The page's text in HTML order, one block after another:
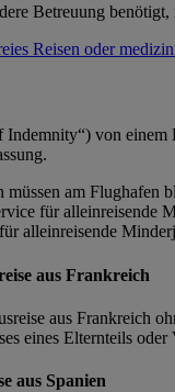
Betreuung
Reisen oder
von
am
für
alleinreisende
aus Frankreich
aus Frankreich
eines Elternteils
aus Spanien